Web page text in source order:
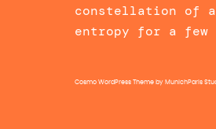
constellation of
entropy for a few
Cosmo WordPress Themeby MunichParis